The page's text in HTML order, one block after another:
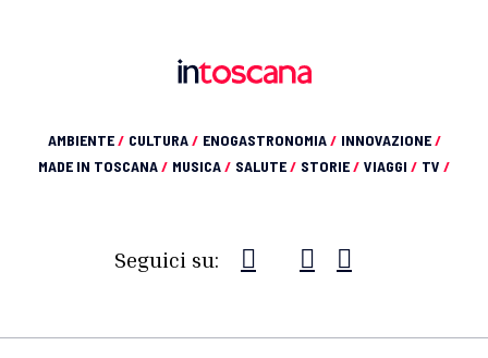
AMBIENTE/ CULTURA/ ENOGASTRONOMIA/ INNOVAZIONE/
MADE IN TOSCANA/ MUSICA/ SALUTE/ STORIE/ VIAGGI / TV /
Seguici su: